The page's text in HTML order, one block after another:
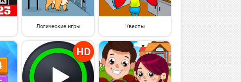
Логические игры Квесты